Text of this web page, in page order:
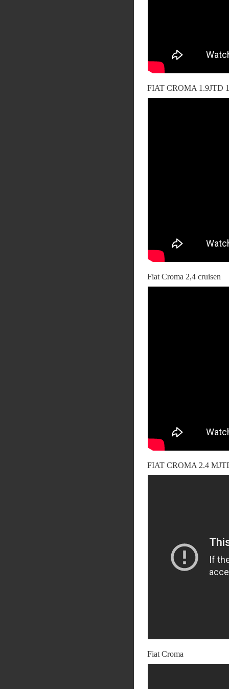
FIAT CROMA 1.9JTD
Fiat Croma 2,4 cruisen
FIAT CROMA 2.4
Fiat Croma